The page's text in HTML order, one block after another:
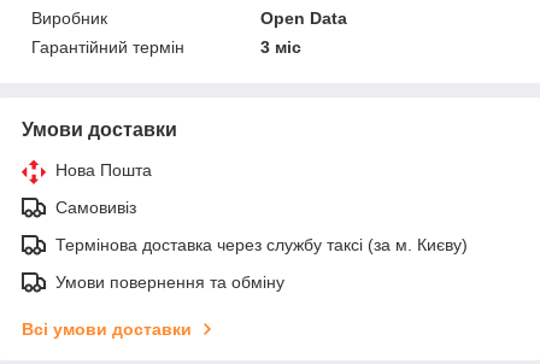
Виробник
Open Data
Гарантійний термін
3 міс
Умови доставки
Нова Пошта
Самовивіз
Термінова доставка через службу таксі (за м. Києву)
Умови повернення та обміну
Всі умови доставки